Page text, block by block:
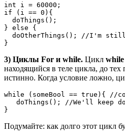
int i = 60000;
if (i == 0){
  doThings();
} else {
doOtherThings(); //I'm
}
3) Циклы For и while. Цикл while
находящийся в теле цикла, до тех
истинно. Когда условие ложно,
while (someBool == true){ //
doThings(); //We'll keep
}
Подумайте: как долго этот цикл